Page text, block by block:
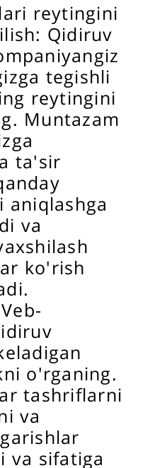
reytingini
Qidiruv
tegishli
reytingini
Muntazam
ta'sir
aniqlashga
va
ko'rish
o'rganing.
tashriflarni
va
va sifatiga